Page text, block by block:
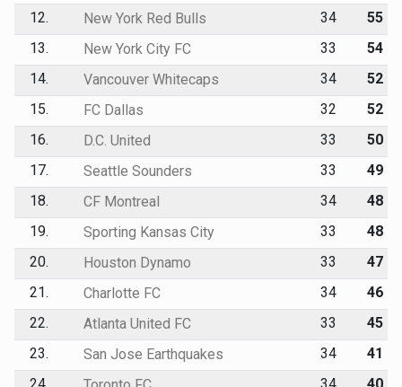
12.
New York Red Bulls 34
55
13.
New York City FC 33
54
14.
Vancouver Whitecaps 34
52
15.
FC Dallas 32
52
16.
D.C. United 33
50
17.
Seattle Sounders 33
49
18.
CF Montreal 34
48
19.
Sporting Kansas City 33
48
20.
Houston Dynamo 33
47
21.
Charlotte FC 34
46
22.
Atlanta United FC 33
45
23.
San Jose Earthquakes 34
41